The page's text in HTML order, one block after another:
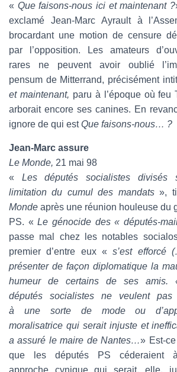
« Que faisons-nous ici et maintenant ?
exclamé Jean-Marc Ayrault à
brocardant une motion de censure
par l’opposition. Les amateurs
rares ne peuvent avoir oublié
pensum de Mitterrand, précisément
et maintenant, paru à l’époque où feu
arborait encore ses canines. En
ignore de qui estQue faisons-nous… ?
Jean-Marc assure
Le Monde, 21 mai 98
« Les députés socialistes divisés
limitation du cumul des mandats»,
Monde après une réunion houleuse du
PS. «Le génocide des « députés-
passe mal chez les notables
premier d’entre eux «s’est efforcé
présenter de façon diplomatique la
humeur de certains de ses amis.
députés socialistes ne veulent pas
à une sorte de mode ou
moralisatrice qui serait injuste et
a assuré le maire de Nantes…» Est-
que les députés PS céderaient
approche cynique qui serait, elle,